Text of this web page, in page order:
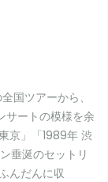
国ツアーから、
サートの模様を余
京」「1989年 渋
垂涎のセットリ
んだんに収